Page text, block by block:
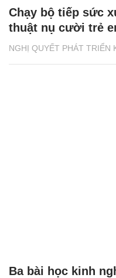
NGHỊ QUYẾT PHÁT TRIỂN
Chạy bộ tiếp sức
thuật nụ cười trẻ
Ba bài học kinh